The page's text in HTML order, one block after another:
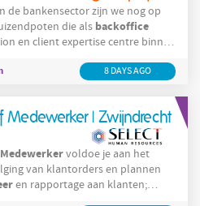
die als backoffice
en client expertise centre binnen
verwerking en calls8 DAYS AGO
Medewerker | Zwijndrecht
Medewerkervoldoe je aan het
en rapportage aan klanten;